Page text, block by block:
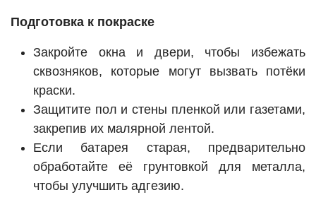
Подготовка к покраске
Закройте окна и двери, чтобы избежать
сквозняков, которые могут вызвать потёки
краски.
Защитите пол и стены пленкой или газетами,
закрепив их малярной лентой.
Если батарея старая, предварительно
обработайте её грунтовкой для металла,
чтобы улучшить адгезию.